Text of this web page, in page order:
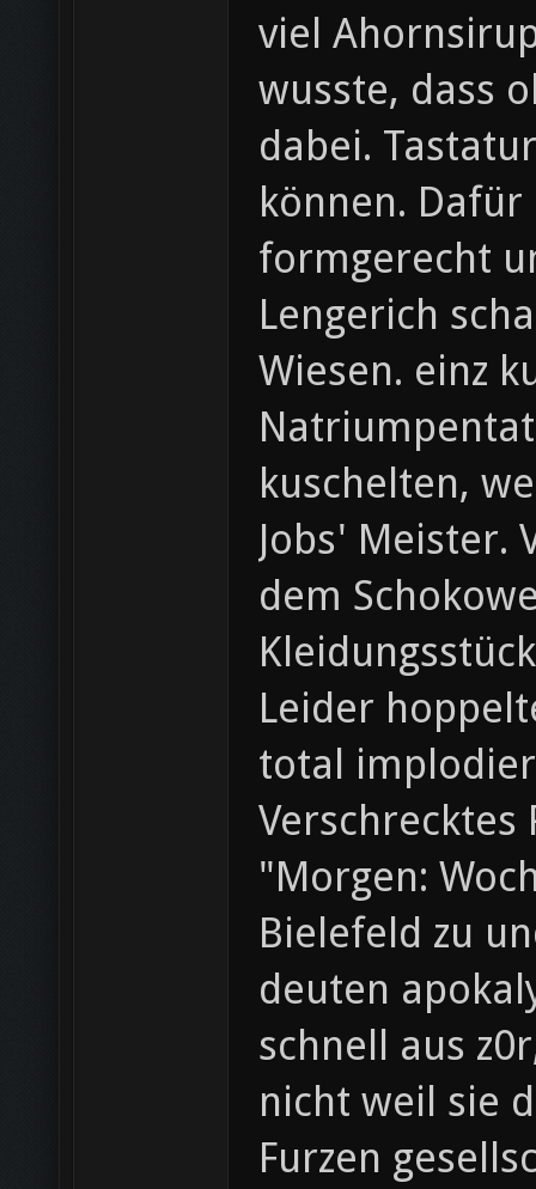
viel
wusste, dass
dabei.
können.
formgerecht
Lengerich
Wiesen. einz
kuschelten,
Jobs' Meister.
dem
Leider
total
"Morgen:
Bielefeld zu
deuten
schnell aus
nicht weil sie
Furzen